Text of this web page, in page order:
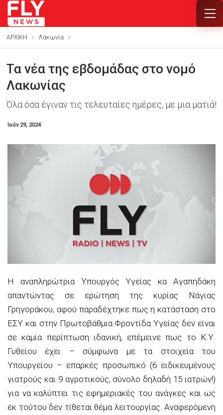
ΑΡΧΙΚΗ Λακωνία
Τα νέα της εβδομάδας στο νομό
Λακωνίας
Όλα όσα έγιναν τις τελευταίες ημέρες, με μια ματιά!
Ιούν 29, 2024
Η αναπληρώτρια Υπουργός Υγείας κα Αγαπηδάκη
απαντώντας σε ερώτηση της κυρίας Νάγιας
Γρηγοράκου, αφού παραδέχτηκε πως η κατάσταση στο
ΕΣΥ και στην Πρωτοβάθμια Φροντίδα Υγείας δεν είναι
σε καμία περίπτωση ιδανική, επέμεινε πως το Κ.Υ.
Γυθείου έχει – σύμφωνα με τα στοιχεία του
Υπουργείου – επαρκές προσωπικό (6 ειδικευμένους
γιατρούς και 9 αγροτικούς, σύνολο δηλαδή 15 ιατρών!)
για να καλύπτει τις εφημεριακές του ανάγκες και ως
εκ τούτου δεν τίθεται θέμα λειτουργίας. Αναφερόμενη